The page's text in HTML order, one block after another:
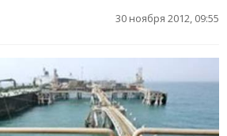
30 ноября 2012, 09:55